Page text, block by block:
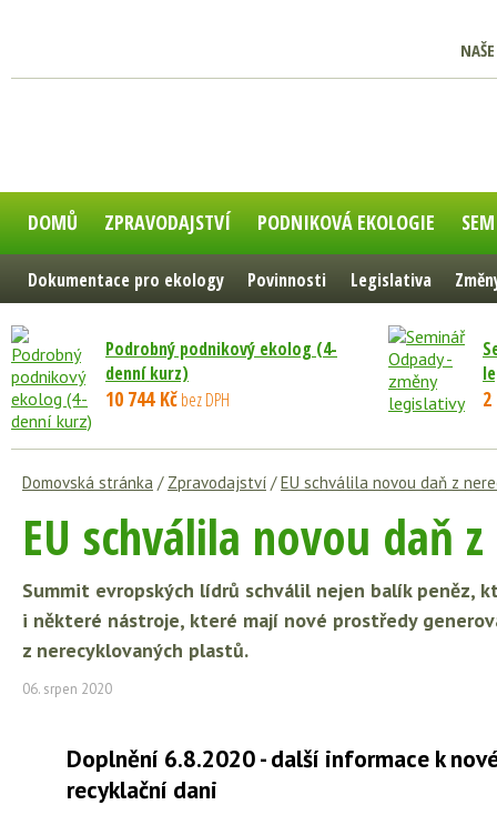
DOMŮ ZPRAVODAJSTVÍ PODNIKOVÁ EKOLOGIE
Dokumentace pro ekology Povinnosti Legislativa
Podrobný podnikový ekolog (4-
denní kurz)
10 744 Kčbez DPH 2
Domovská stránka / Zpravodajství /EU schválila novou daň z
EU schválila novou daň
Summit evropských lídrů schválil nejen balík peněz,
i některé nástroje, které mají nové prostředy
z nerecyklovaných plastů.
06. srpen 2020
Doplnění 6.8.2020 - další informace k
recyklační dani